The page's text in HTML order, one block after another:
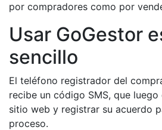
por compradores como por
Usar GoGestor
sencillo
El teléfono registrador del
recibe un código SMS, que
sitio web y registrar su acuerdo
proceso.